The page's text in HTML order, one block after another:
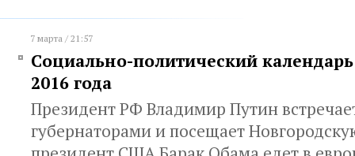
7 марта / 21:57
Социально-политический
2016 года
Президент РФ Владимир Путин
губернаторами и посещает